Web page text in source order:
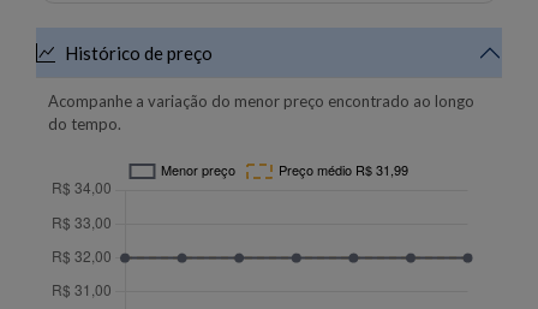
Histórico de preço
Acompanhe a variação do menor preço encontrado ao longo
do tempo.